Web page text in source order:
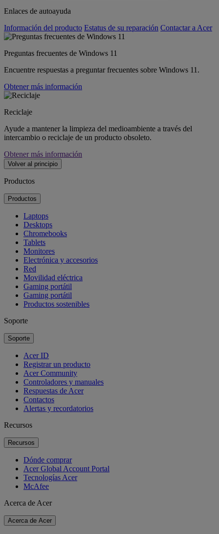
Enlaces de autoayuda
Información del producto Estatus de su reparación Contactar a Acer
Preguntas frecuentes de Windows 11
Encuentre respuestas a preguntar frecuentes sobre Windows 11.
Obtener más información
Reciclaje
Ayude a mantener la limpieza del medioambiente a través del
intercambio o reciclaje de un producto obsoleto.
Obtener más información
Volver al principio
Productos
Productos
Laptops
Desktops
Chromebooks
Tablets
Monitores
Electrónica y accesorios
Red
Movilidad eléctrica
Gaming portátil
Gaming portátil
Productos sostenibles
Soporte
Soporte
Acer ID
Registrar un producto
Acer Community
Controladores y manuales
Respuestas de Acer
Contactos
Alertas y recordatorios
Recursos
Recursos
Dónde comprar
Acer Global Account Portal
Tecnologías Acer
McAfee
Acerca de Acer
Acerca de Acer